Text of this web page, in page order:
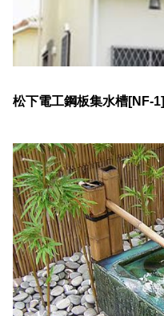
松下電工鋼板集水槽[NF-1]